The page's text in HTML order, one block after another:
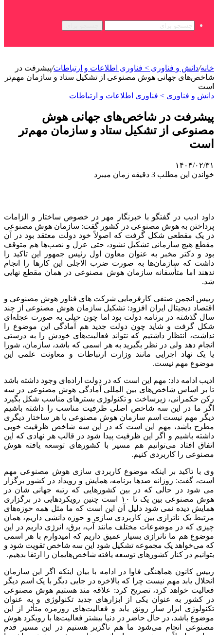
خانه/دانش و فناوری > فناوری اطلاعات و ارتباطات/پیشرفت در
شاخص‌های جهانی هوش مصنوعی از تشکیل ستاد و سازمان مهم‌تر
است
دانش و فناوری > فناوری اطلاعات و ارتباطات
پیشرفت در شاخص‌های جهانی هوش
مصنوعی از تشکیل ستاد و سازمان مهم‌تر
است
۱۴۰۴/۰۲/۳۱
خواندن این مطلب 3 دقیقه زمان میبرد
داود ادیب در گفتگو با خبرنگار مهر در خصوص ساختار و الزامات
پرداختن به هوش مصنوعی در کشور گفت: سازمان هوش مصنوعی
در یک مقطعی شکل گرفت که اصولاً خود دولت معتقد بود در آن
مقطع هیچ سازمانی تشکیل نشود، حتی عزل و نصب‌ها هم متوقف
بود و دکتر مخبر به عنوان معاون اول رئیس جمهور این تاکید را
داشت که سازمان‌ها به صورت ضرب الاجلی این کارها را انجام
ندهند اما متأسفانه سازمان هوش مصنوعی در همان مقطع نهایی
شد.
رییس انجمن صنفی کارفرمایی شرکت های فناور هوش مصنوعی و
اقتصاد دیجیتال ایران افزود: تشکیل سازمان هوش مصنوعی از چند
سال گذشته در برنامه دولت بود اما چون خیلی به صورت عجله‌ای
شکل گرفت و شاید چون دولت جدید هم آمادگی این موضوع را
نداشت، انتظار داشتیم که نتواند فعالیت‌های خودش را به درستی
انجام دهد ولی در نظر بگیرید به هر اسمی که باشد، سازمان، شورا
یا یک نهاد اجرایی مانند وزارت ارتباطات و معاونت علمی این
موضوع مهم نیست.
ادیب ادامه داد: مهم این است که در دولت اراده‌ای وجود داشته باشد
تا بر اساس شاخص‌های بین المللی آمادگی هوش مصنوعی در سه
رکن حکمرانی، زیرساخت و تکنولوژی بسترهای مناسب شکل بگیرد
اگر ما در این سه شاخص اصلی ظرفیت مناسب را داشته باشیم
دیگر مهم نیست اسم سازمان هوش مصنوعی یا هر ساختار دیگری
مطرح باشد، مهم این است که در این سه شاخص ظرفیت خوبی
داشته باشیم و اگر این ظرفیت پیدا شود در قالب هر نهادی که این
اتفاق افتاد می‌توانیم هم مسیر با کشورهای توسعه یافته هوش
مصنوعی را کاربردی کنیم.
وی با تاکید بر اینکه موضوع کاربردی سازی هوش مصنوعی مهم
است، گفت: روزانه صدها برنامه، همایش و رویداد در کشور برگزار
می شود در حالی که در بین کشورهایی که رتبه جهانی شان در
هوش مصنوعی بین یک تا ۱۰ است چنین رویکردهایی در برگزاری
همایش دیده نمی شود دلیل آن این است که ما مثل همه حوزه‌های
مرتبط یک ناترازی بین کاربردی سازی و حوزه دانشی داریم، همان
چیزی که در موضوعات مختلف مانند آب، برق، انرژی داریم در این
موضوع هم ما ناترازی بسیار عمیق داریم که امیدوارم با هر اسمی
که می‌خواهد یک مجموعه تشکیل شود این سه شاخص تقویت شود و
بتوانیم در کنار کشورهای توسعه یافته شاخص‌هایمان را ارتقا بدهیم.
رییس کانون‌ هماهنگی فاوا در ادامه با بیان اینکه اگر این سازمان
انحلال یابد مهم نیست چرا که بالاخره در جایی دیگر با یک اسم دیگر
فعالیت خواهد کرد، تصریح کرد: علاقه مند هستیم هوش مصنوعی
در کشور به عنوان یکی از ابزارهای جدید تکنولوژی و به عنوان
تکنولوژی ابزار ساز رونق یابد و فعالیت‌های روزمره متأثر از این
موضوع باشد، در حال حاضر در دنیا بیشتر فعالیت‌ها با رویکرد هوش
مصنوعی انجام می‌شود ما هم ناگزیر هستیم در این مسیر قدم